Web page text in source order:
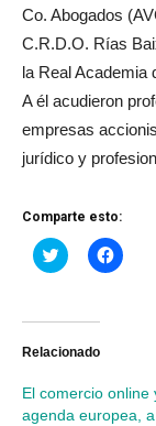
Co. Abogados
C.R.D.O. Rías
la Real Academia
A él acudieron
empresas
jurídico y
Comparte esto:
Haz
clic
Twitter
abre
ventana
nueva)
Haz
clic
Relacionado
El comercio online
agenda europea,